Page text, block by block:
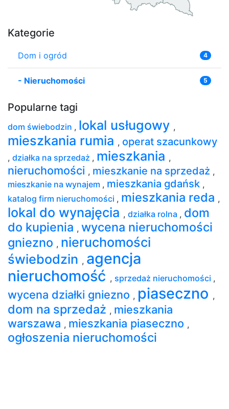
Kategorie
Dom i ogród 4
- Nieruchomości 5
Popularne tagi
dom świebodzin , lokal usługowy ,
mieszkania rumia , operat szacunkowy
, działka na sprzedaż , mieszkania ,
nieruchomości , mieszkanie na sprzedaż ,
mieszkanie na wynajem , mieszkania gdańsk ,
katalog firm nieruchomości , mieszkania reda ,
lokal do wynajęcia , działka rolna , dom
do kupienia , wycena nieruchomości
gniezno , nieruchomości
świebodzin , agencja
nieruchomość , sprzedaż nieruchomości ,
wycena działki gniezno , piaseczno ,
dom na sprzedaż , mieszkania
warszawa , mieszkania piaseczno ,
ogłoszenia nieruchomości